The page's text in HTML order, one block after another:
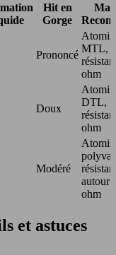
Hit en
Gorge
Prononcé
MTL,
ohm
Doux
DTL,
ohm
Modéré
autour
ohm
et astuces